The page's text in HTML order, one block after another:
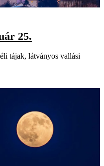
25.
tájak, látványos vallási